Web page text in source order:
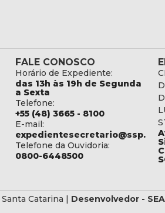
FALE CONOSCO
Horário de Expediente:
das 13h às 19h de Segunda
a Sexta
Telefone:
+55 (48) 3665 - 8100
E-mail:
Telefone da Ouvidoria:
0800-6448500
Catarina | Desenvolvedor -